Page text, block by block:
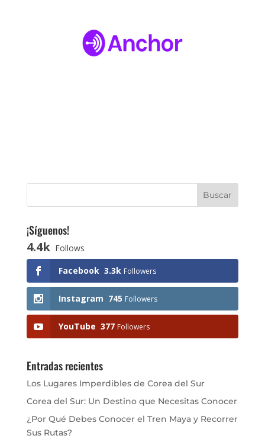
¡Síguenos!
4.4k Follows
Facebook 3.3k Followers
Instagram 745 Followers
YouTube 377 Followers
Entradas recientes
Los Lugares Imperdibles de Corea del Sur
Corea del Sur: Un Destino que Necesitas Conocer
¿Por Qué Debes Conocer el Tren Maya y Recorrer
Sus Rutas?